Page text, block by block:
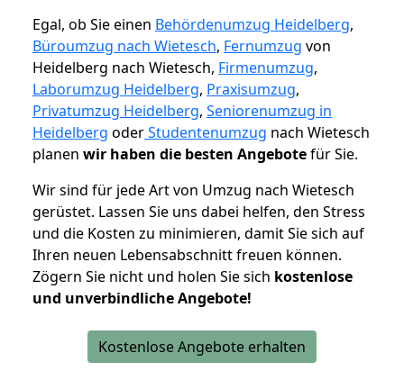
Egal, ob Sie einen Behördenumzug Heidelberg,
Büroumzug nach Wietesch, Fernumzug von
Heidelberg nach Wietesch, Firmenumzug,
Laborumzug Heidelberg, Praxisumzug,
Privatumzug Heidelberg, Seniorenumzug in
Heidelberg oderStudentenumzug nach Wietesch
planen wir haben die besten Angebotefür Sie.
Wir sind für jede Art von Umzug nach Wietesch
gerüstet. Lassen Sie uns dabei helfen, den Stress
und die Kosten zu minimieren, damit Sie sich auf
Ihren neuen Lebensabschnitt freuen können.
Zögern Sie nicht und holen Sie sich kostenlose
und unverbindliche Angebote!
Kostenlose Angebote erhalten